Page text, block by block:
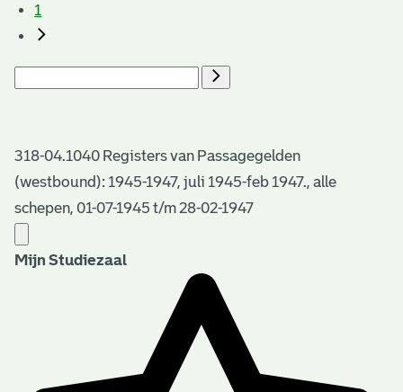
1
318-04.1040 Registers van Passagegelden
(westbound): 1945-1947, juli 1945-feb 1947., alle
schepen, 01-07-1945 t/m 28-02-1947
Mijn Studiezaal